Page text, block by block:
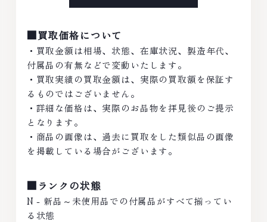
■買取価格について
・買取金額は相場、状態、在庫状況、製造年代、
付属品の有無などで変動いたします。
・買取実績の買取金額は、実際の買取額を保証す
るものではございません。
・詳細な価格は、実際のお品物を拝見後のご提示
となります。
・商品の画像は、過去に買取をした類似品の画像
を掲載している場合がございます。
■ランクの状態
N - 新品～未使用品での付属品がすべて揃ってい
る状態